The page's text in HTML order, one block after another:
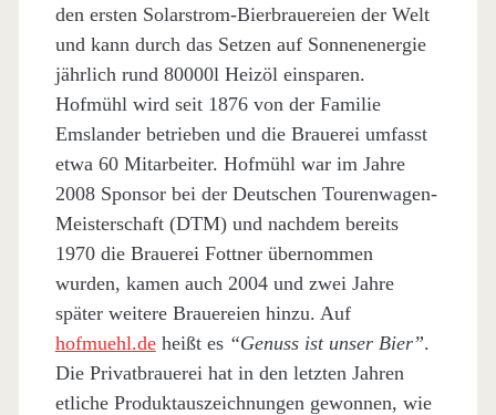
den ersten Solarstrom-Bierbrauereien der Welt
und kann durch das Setzen auf Sonnenenergie
jährlich rund 80000l Heizöl einsparen.
Hofmühl wird seit 1876 von der Familie
Emslander betrieben und die Brauerei umfasst
etwa 60 Mitarbeiter. Hofmühl war im Jahre
2008 Sponsor bei der Deutschen Tourenwagen-
Meisterschaft (DTM) und nachdem bereits
1970 die Brauerei Fottner übernommen
wurden, kamen auch 2004 und zwei Jahre
später weitere Brauereien hinzu. Auf
hofmuehl.deheißt es “Genuss ist unser Bier”.
Die Privatbrauerei hat in den letzten Jahren
etliche Produktauszeichnungen gewonnen, wie